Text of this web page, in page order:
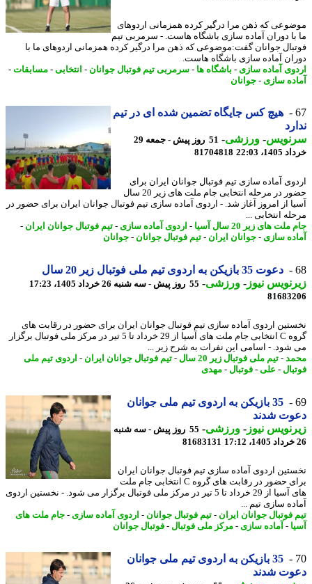
که ذهن مرا درگیر کرده همزمانی اردوهای
دوران آماده سازی باشگاه هاست. - سرمربی تیم
جوانان گفت:موضوعی که ذهن مرا درگیر کرده همزمانی اردوهای ما با
آماده سازی باشگاه هاست.
آماده سازی- باشگاه ها- سرمربی تیم فوتبال جوانان-انتخابی-مسابقات-
سازی- جوانان
هیچ کس جایگاه تضمین شده ای در تیم
-ورزشی-
51 روز پیش - جمعه 29
22:03
81704818
آماده سازی تیم فوتبال جوانان ایران برای
حضور در مرحله انتخابی جام ملت های زیر 20 سال
از امروز آغاز شد. - اردوی آماده سازی تیم فوتبال جوانان ایران برای حضور در
انتخابی ...
های زیر 20 سال آسیا
-اردوی آماده سازی- تیم فوتبال جوانان ایران -
سازی- جوانان ایران - تیم فوتبال جوانان-جوانان
دعوت 35 بازیکن به اردوی تیم ملی فوتبال زیر 20 سال
نیوز-ورزشی-55 روز پیش - سه شنبه 26 خرداد 1405، 17:23
اردوی آماده سازی تیم فوتبال جوانان ایران برای حضور در رقابت های
گروه C انتخابی جام ملت های آسیا از 29 خرداد تا 5 تیر در مرکز ملی فوتبال برگزار
- اسامی این نفرات به شرح زیر ...
-تیم ملی فوتبال زیر 20 سال -تیم فوتبال جوانان ایران -
اردوی تیم ملی
-علی -فوتبال-مهدی
35 بازیکن به اردوی تیم ملی جوانان
شدند
نیوز-ورزشی-
55 روز پیش - سه شنبه
81683131
اردوی آماده سازی تیم فوتبال جوانان ایران
برای حضور در رقابت های گروه C انتخابی جام ملت
های آسیا از 29 خرداد تا 5 تیر در مرکز ملی فوتبال برگزار می شود. - نخستین اردوی
سازی تیم ...
فوتبال جوانان ایران - تیم فوتبال جوانان-اردوی آماده سازی- جام ملت های
-آماده سازی- مرکز ملی فوتبال-فوتبال جوانان
35 بازیکن به اردوی تیم ملی جوانان
شدند